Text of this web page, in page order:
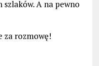
A na pewno
za rozmowę!